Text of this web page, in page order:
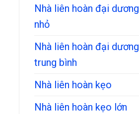
Nhà liên hoàn đại dương
nhỏ
Nhà liên hoàn đại dương
trung bình
Nhà liên hoàn kẹo
Nhà liên hoàn kẹo lớn